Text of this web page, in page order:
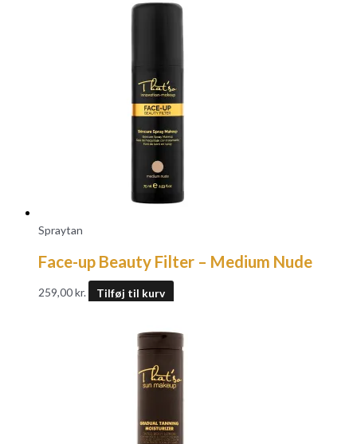
Spraytan
Face-up Beauty Filter – Medium Nude
259,00kr. Tilføj til kurv